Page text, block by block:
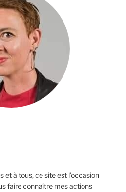
et à tous, ce site est l’occasion
faire connaître mes actions